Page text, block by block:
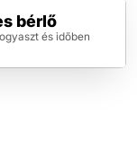
bérlő
és időben